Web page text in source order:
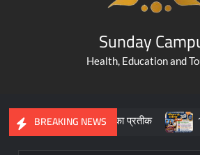
Sunday
Health, Education and
BREAKING NEWS
विरासत का प्रतीक 1 अगस्त से देशभर